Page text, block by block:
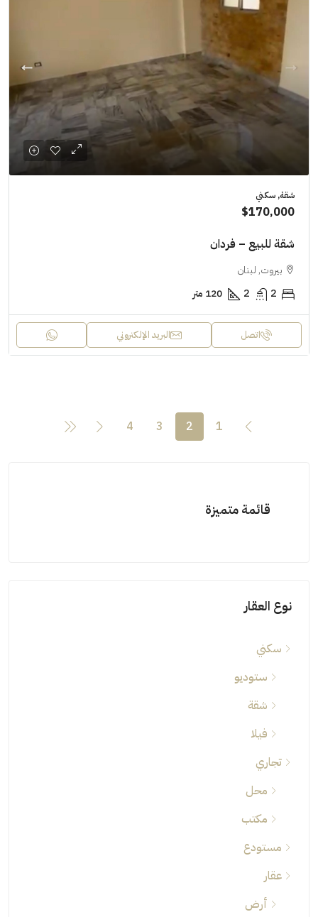
شقة, سكني
$170,000
شقة للبيع – فردان
بيروت, لبنان
2
2 120 متر
اتصل البريد الإلكتروني
1
2
3
4
قائمة متميزة
نوع العقار
سكني
ستوديو
شقة
فيلا
تجاري
محل
مكتب
مستودع
عقار
أرض